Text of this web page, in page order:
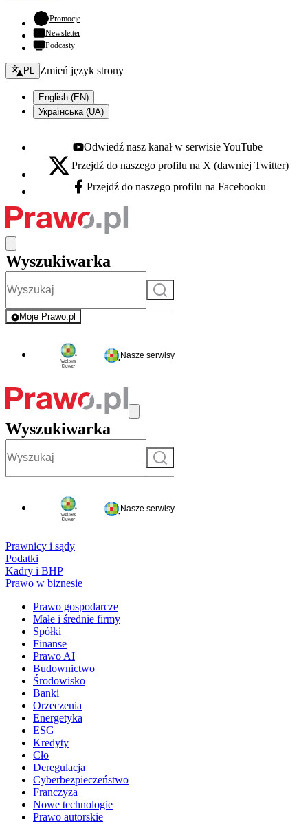
Promocje- otwiera się w nowej karcie
Newsletter
Podcasty
Zmień język - bieżący:
PL Zmień język strony
English (EN)
Українська (UA)
Youtube - otwiera się w nowej karcie
Odwiedź nasz kanał w serwisie YouTube
X - otwiera się w nowej karcie
Przejdź do naszego profilu na X (dawniej Twitter)
Facebook - otwiera się w nowej karcie
Przejdź do naszego profilu na Facebooku
Wyszukiwarka
Szukaj
Moje Prawo.pl
- rejestracja i logowanie do serwisu
Nasze serwisy
Wyszukiwarka
Szukaj
Nasze serwisy
Prawnicy i sądy
Podatki
Kadry i BHP
Prawo w biznesie
Prawo gospodarcze
Małe i średnie firmy
Spółki
Finanse
Prawo AI
Budownictwo
Środowisko
Banki
Orzeczenia
Energetyka
ESG
Kredyty
Cło
Deregulacja
Cyberbezpieczeństwo
Franczyza
Nowe technologie
Prawo autorskie